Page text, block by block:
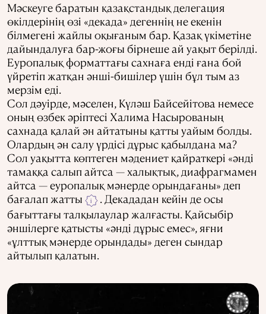
Мәскеуге баратын қазақстандық делегация
өкілдерінің өзі «декада» дегеннің не екенін
білмегені жайлы оқығаным бар. Қазақ үкіметіне
дайындалуға бар-жоғы бірнеше ай уақыт берілді.
Еуропалық форматтағы сахнаға енді ғана бой
үйретіп жатқан әнші-бишілер үшін бұл тым аз
мерзім еді.
Сол дәуірде, мәселен, Күләш Байсейітова немесе
оның өзбек әріптесі Халима Насырованың
сахнада қалай ән айтатыны қатты уайым болды.
Олардың ән салу үрдісі дұрыс қабылдана ма?
Сол уақытта көптеген мәдениет қайраткері «әнді
тамаққа салып айтса — халықтық, диафрагмамен
айтса — еуропалық мәнерде орындағаны» деп
бағалап жатты
i
. Декададан кейін де осы
бағыттағы талқылаулар жалғасты. Қайсыбір
әншілерге қатысты «әнді дұрыс емес», яғни
«ұлттық мәнерде орындады» деген сындар
айтылып қалатын.